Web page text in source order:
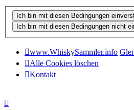
www.WhiskySammler.info
Alle Cookies löschen
Kontakt